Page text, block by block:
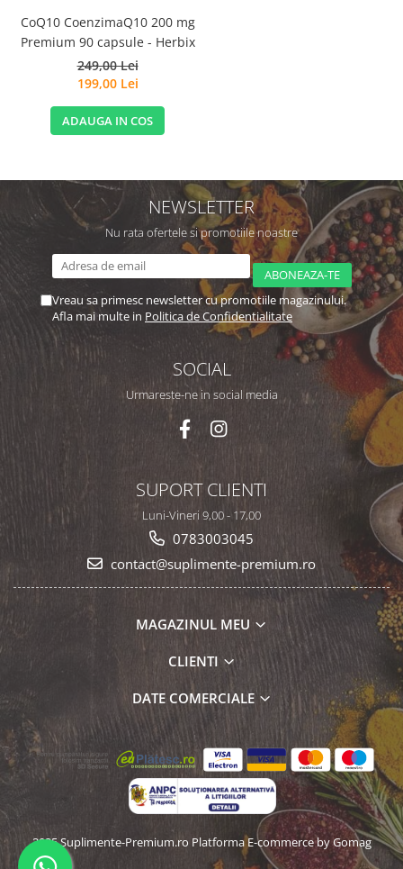
CoQ10 CoenzimaQ10 200 mg
Premium 90 capsule - Herbix
249,00 Lei
199,00 Lei
ADAUGA IN COS
NEWSLETTER
Nu rata ofertele si promotiile noastre
Vreau sa primesc newsletter cu promotiile magazinului.
Afla mai multe in Politica de Confidentialitate
SOCIAL
Urmareste-ne in social media
SUPORT CLIENTI
Luni-Vineri 9,00 - 17,00
0783003045
contact@suplimente-premium.ro
MAGAZINUL MEU
CLIENTI
DATE COMERCIALE
2025 Suplimente-Premium.ro Platforma E-commerce by Gomag